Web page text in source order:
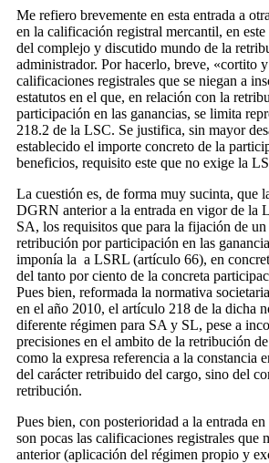
Me refiero brevemente en esta entrada a
en la calificación registral mercantil, en
del complejo y discutido mundo de la
administrador. Por hacerlo, breve, «cortito
calificaciones registrales que se niegan a
estatutos en el que, en relación con la
participación en las ganancias, se limita
218.2 de la LSC. Se justifica, sin mayor
establecido el importe concreto de la
beneficios, requisito este que no exige la
La cuestión es, de forma muy sucinta, que
DGRN anterior a la entrada en vigor de la
SA, los requisitos que para la fijación de un
retribución por participación en las
imponía la a LSRL (artículo 66), en
del tanto por ciento de la concreta
Pues bien, reformada la normativa
en el año 2010, el artículo 218 de la dicha
diferente régimen para SA y SL, pese a
precisiones en el ambito de la retribución
como la expresa referencia a la constancia
del carácter retribuido del cargo, sino del
retribución.
Pues bien, con posterioridad a la entrada
son pocas las calificaciones registrales que
anterior (aplicación del régimen propio y